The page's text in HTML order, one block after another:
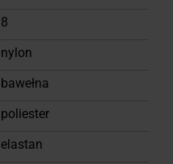
8
nylon
bawełna
poliester
elastan